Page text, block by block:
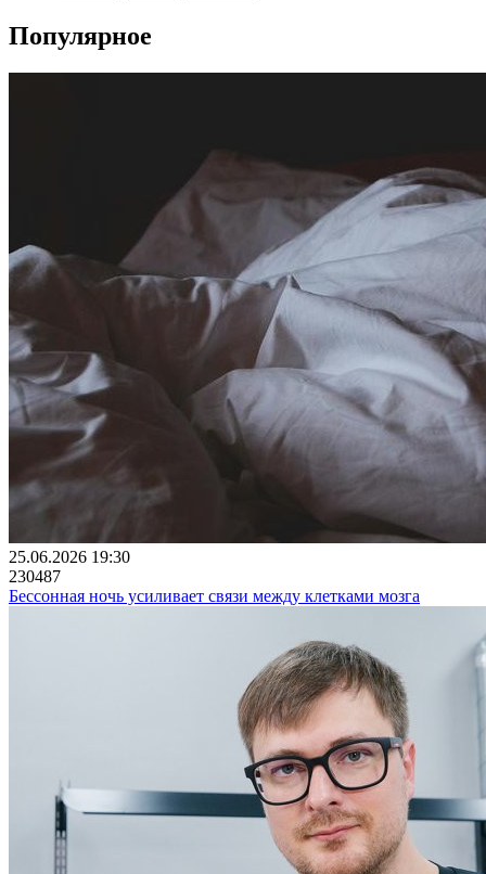
Популярное
25.06.2026 19:30
230487
Бессонная ночь усиливает связи между клетками мозга